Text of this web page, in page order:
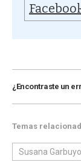
¿Encontraste un
Temas
Susana Garbuyo